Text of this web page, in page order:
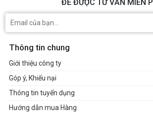
ĐỂ ĐƯỢC TƯ VẤN MIỄN
Thông tin chung
Giới thiệu công ty
Góp ý, Khiếu nại
Thông tin tuyển dụng
Hướng dẫn mua Hàng